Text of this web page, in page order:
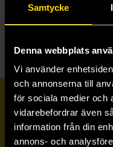
Samtycke
Denna webbplats
Vi använder
och annonserna till
för sociala medier och
vidarebefordrar även
information från din
annons- och
SAMLINGSVOLYM